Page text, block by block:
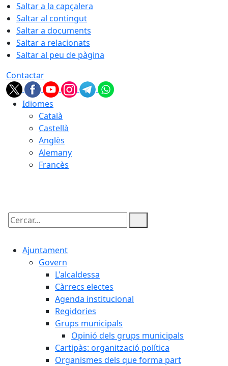
Saltar a la capçalera
Saltar al contingut
Saltar a documents
Saltar a relacionats
Saltar al peu de pàgina
Contactar
Idiomes
Català
Castellà
Anglès
Alemany
Francès
Cercar:
Ajuntament
Govern
L'alcaldessa
Càrrecs electes
Agenda institucional
Regidories
Grups municipals
Opinió dels grups municipals
Cartipàs: organització política
Organismes dels que forma part